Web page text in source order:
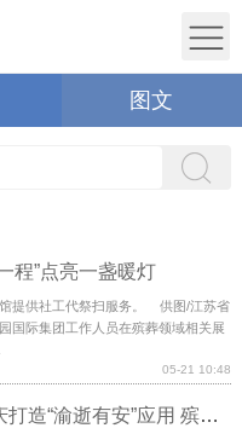
图文
程”点亮一盏暖灯
提供社工代祭扫服务。 供图/江苏省
国际集团工作人员在殡葬领域相关展
05-21 10:48
灵车接运重庆打造“渝逝有安”应用 殡葬服务实现“指尖办、智慧管”